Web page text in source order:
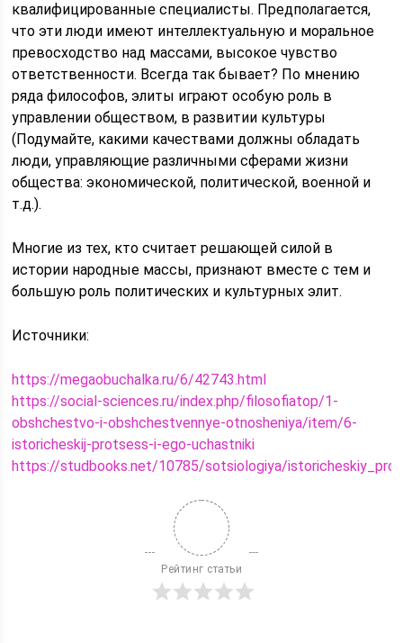
квалифицированные специалисты. Предполагается,
что эти люди имеют интеллектуальную и моральное
превосходство над массами, высокое чувство
ответственности. Всегда так бывает? По мнению
ряда философов, элиты играют особую роль в
управлении обществом, в развитии культуры
(Подумайте, какими качествами должны обладать
люди, управляющие различными сферами жизни
общества: экономической, политической, военной и
т.д.).
Многие из тех, кто считает решающей силой в
истории народные массы, признают вместе с тем и
большую роль политических и культурных элит.
Источники:
https://megaobuchalka.ru/6/42743.html
https://social-sciences.ru/index.php/filosofiatop/1-
obshchestvo-i-obshchestvennye-otnosheniya/item/6-
istoricheskij-protsess-i-ego-uchastniki
https://studbooks.net/10785/sotsiologiya/
Рейтинг статьи